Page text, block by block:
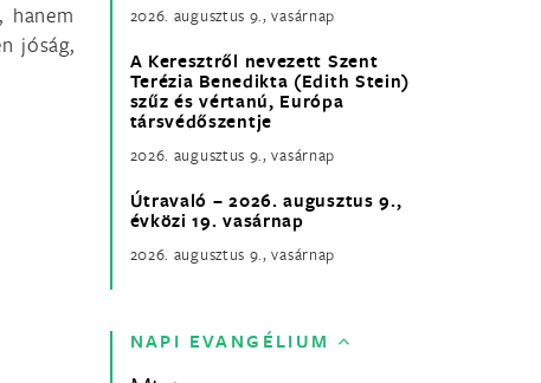
jóság,
2026. augusztus 9., vasárnap
A Keresztről nevezett Szent
Terézia Benedikta (Edith Stein)
szűz és vértanú, Európa
társvédőszentje
2026. augusztus 9., vasárnap
Útravaló – 2026. augusztus 9.,
évközi 19. vasárnap
2026. augusztus 9., vasárnap
NAPI EVANGÉLIUM